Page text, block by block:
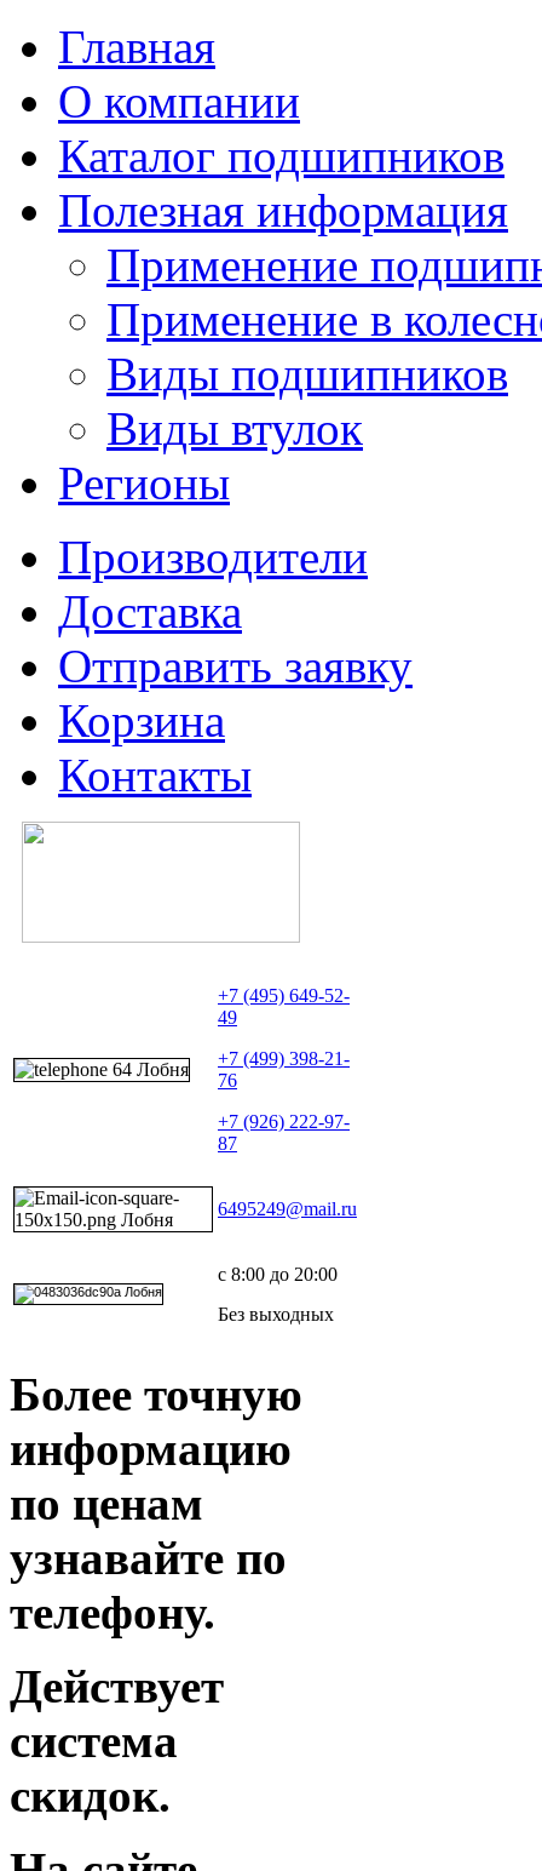
Главная
О компании
Каталог подшипников
Полезная информация
Применение
Применение в
Виды подшипников
Виды втулок
Регионы
Производители
Доставка
Отправить заявку
Корзина
Контакты
+7 (495) 649-52-
49
+7 (499) 398-21-
76
+7 (926) 222-97-
87
6495249@mail.ru
с 8:00 до 20:00
Без выходных
Более точную
информацию
по ценам
узнавайте по
телефону.
Действует
система
скидок.